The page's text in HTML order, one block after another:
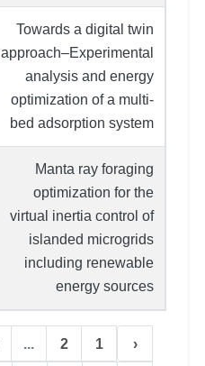
Towards a digital twin
approach–Experimental
analysis and energy
optimization of a multi-
bed adsorption system
Manta ray foraging
optimization for the
virtual inertia control of
islanded microgrids
including renewable
energy sources
‹
1
2
...